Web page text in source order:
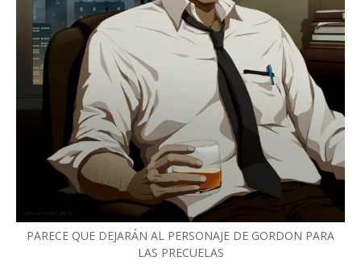
PARECE QUE DEJARÁN AL PERSONAJE DE GORDON PARA
LAS PRECUELAS